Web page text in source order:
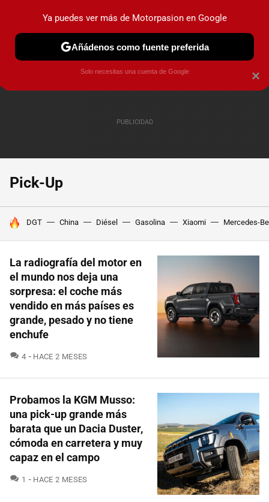
PRUEBAS COCHES ELÉCTRICOS OBSERVATORIO
Pick-Up
HOY SE HABLA DE
DGT China Diésel Gasolina Xiaomi Mercedes-
La radiografía del motor en
el mundo nos deja una
sorpresa: el coche más
vendido en más países es
grande, pesado y no tiene
enchufe
4 COMENTARIOS
HACE 2 MESES
Probamos la KGM Musso:
una pick-up grande más
barata que un Dacia Duster,
cómoda en carretera y muy
capaz en el campo
1 COMENTARIOS
HACE 2 MESES
×
Ya puedes ver más de Motorpasion en Google
Añádenos como fuente preferida
Solo necesitas una cuenta de Google